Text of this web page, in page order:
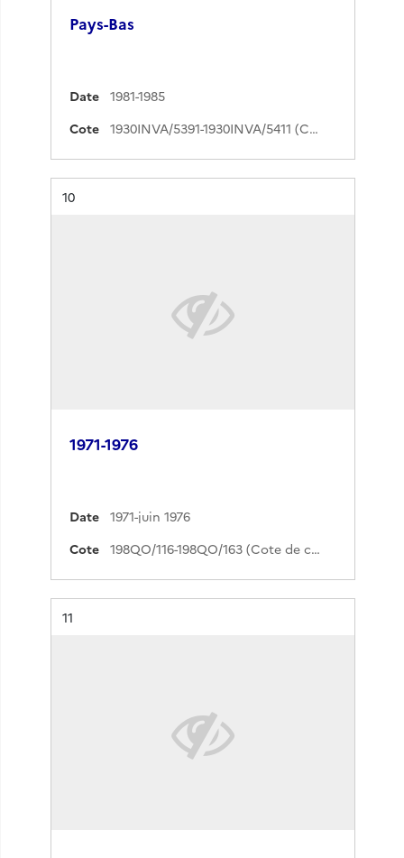
Pays-Bas
Date
1981-1985
Cote
1930INVA/5391-1930INVA/5411 (Cote de commande)
Résultat n°
10
1971-1976
Date
1971-juin 1976
Cote
198QO/116-198QO/163 (Cote de commande)
Résultat n°
11